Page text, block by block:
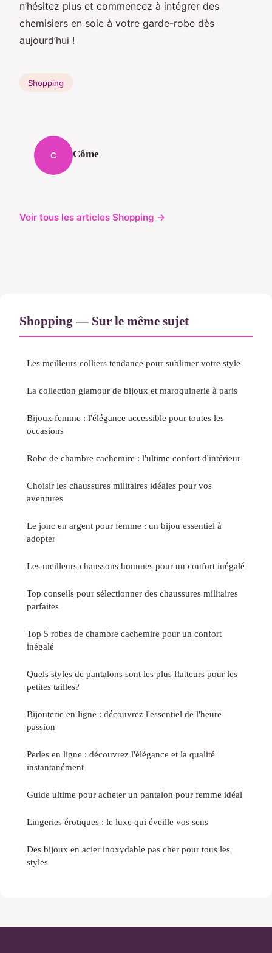
n’hésitez plus et commencez à intégrer des
chemisiers en soie à votre garde-robe dès
aujourd’hui !
Shopping
C Côme
Voir tous les articles Shopping →
Shopping — Sur le même sujet
Les meilleurs colliers tendance pour sublimer votre style
La collection glamour de bijoux et maroquinerie à paris
Bijoux femme : l'élégance accessible pour toutes les
occasions
Robe de chambre cachemire : l'ultime confort d'intérieur
Choisir les chaussures militaires idéales pour vos
aventures
Le jonc en argent pour femme : un bijou essentiel à
adopter
Les meilleurs chaussons hommes pour un confort inégalé
Top conseils pour sélectionner des chaussures militaires
parfaites
Top 5 robes de chambre cachemire pour un confort
inégalé
Quels styles de pantalons sont les plus flatteurs pour les
petites tailles?
Bijouterie en ligne : découvrez l'essentiel de l'heure
passion
Perles en ligne : découvrez l'élégance et la qualité
instantanément
Guide ultime pour acheter un pantalon pour femme idéal
Lingeries érotiques : le luxe qui éveille vos sens
Des bijoux en acier inoxydable pas cher pour tous les
styles